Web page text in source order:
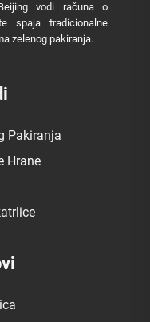
vodi računa o
spaja tradicionalne
zelenog pakiranja.
Pakiranja
Hrane